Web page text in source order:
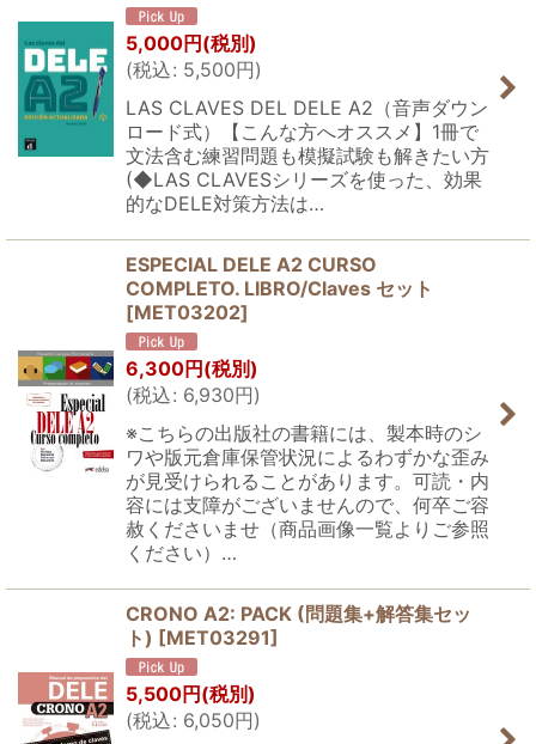
5,000円(税別)
(税込: 5,500円)
LAS CLAVES DEL DELE A2（音声ダウン
ロード式）【こんな方へオススメ】1冊で
文法含む練習問題も模擬試験も解きたい方
(◆LAS CLAVESシリーズを使った、効果
的なDELE対策方法は…
ESPECIAL DELE A2 CURSO
COMPLETO. LIBRO/Claves セット
[MET03202]
6,300円 (税別)
(税込: 6,930円)
※こちらの出版社の書籍には、製本時のシ
ワや版元倉庫保管状況によるわずかな歪み
が見受けられることがあります。可読・内
容には支障がございませんので、何卒ご容
赦くださいませ（商品画像一覧よりご参照
ください）…
CRONO A2: PACK (問題集+解答集セッ
ト) [MET03291]
5,500円 (税別)
(税込: 6,050円)